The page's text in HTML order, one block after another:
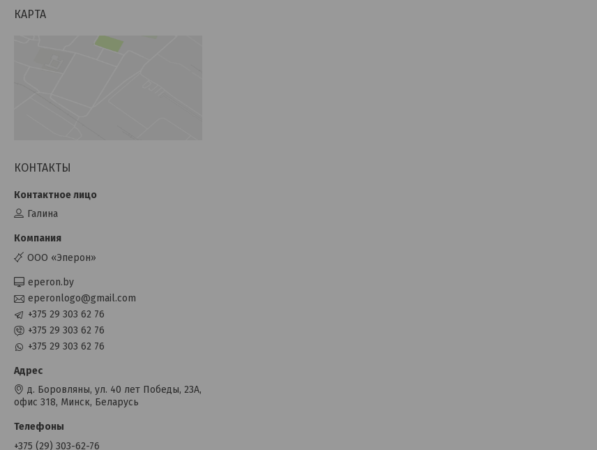
КАРТА
КОНТАКТЫ
Галина
OOO «Эперон»
eperon.by
eperonlogo@gmail.com
+375 29 303 62 76
+375 29 303 62 76
+375 29 303 62 76
д. Боровляны, ул. 40 лет Победы, 23А,
офис 318, Минск, Беларусь
+375 (29) 303-62-76